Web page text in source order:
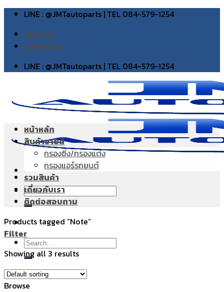
Skip
content
LINE : @JMTautoparts | TEL 084-579-1254
บทความ
ภาพส่งของ
LINE : @JMTautoparts | TEL 084-579-1254
Search
for:
Search
for:
หน้าหลัก
สินค้าขายดี
กรองซิ่ง/กรองแต่ง
กรองแอร์รถยนต์
รวมสินค้า
เกี่ยวกับเรา
ติดต่อสอบถาม
Products tagged “Note”
Filter
Showing all 3 results
Browse